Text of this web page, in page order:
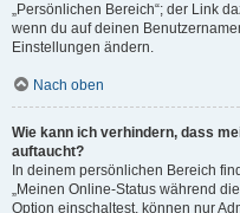
„Persönlichen Bereich“; der Link
wenn du auf deinen
Einstellungen ändern.
Nach oben
Wie kann ich verhindern, dass
auftaucht?
In deinem persönlichen Bereich
„Meinen Online-Status während
Option einschaltest, können nur